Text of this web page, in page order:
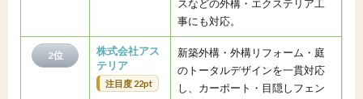
スなどの外構・エクステリア工
事にも対応。
2位
株式会社アス
テリア
注目度 22pt
新築外構・外構リフォーム・庭
のトータルデザインを一貫対応
し、カーポート・目隠しフェン